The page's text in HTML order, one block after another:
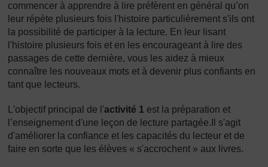
commencer à apprendre à lire préfèrent en général qu’on
leur répète plusieurs fois l'histoire particulièrement s'ils ont
la possibilité de participer à la lecture. En leur lisant
l'histoire plusieurs fois et en les encourageant à lire des
passages de cette dernière, vous les aidez à mieux
connaître les nouveaux mots et à devenir plus confiants en
tant que lecteurs.
L'objectif principal de l'activité 1 est la préparation et
l’enseignement d'une leçon de lecture partagée.Il s'agit
d'améliorer la confiance et les capacités du lecteur et de
faire en sorte que les élèves « s'accrochent » aux livres.